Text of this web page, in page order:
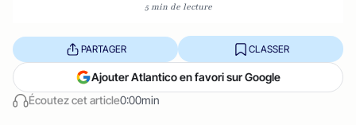
5 min de lecture
Écoutez cet article0:00min
PARTAGER CLASSER
Ajouter Atlantico en favori sur Google